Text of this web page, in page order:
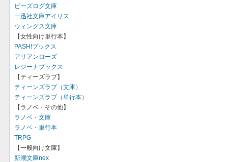
ビーズログ文庫
一迅社文庫アイリス
ウィングス文庫
【女性向け単行本】
PASH!ブックス
アリアンローズ
レジーナブックス
【ティーズラブ】
ティーンズラブ（文庫）
ティーンズラブ（単行本）
【ラノベ・その他】
ラノベ・文庫
ラノベ・単行本
TRPG
【一般向け文庫】
新潮文庫nex